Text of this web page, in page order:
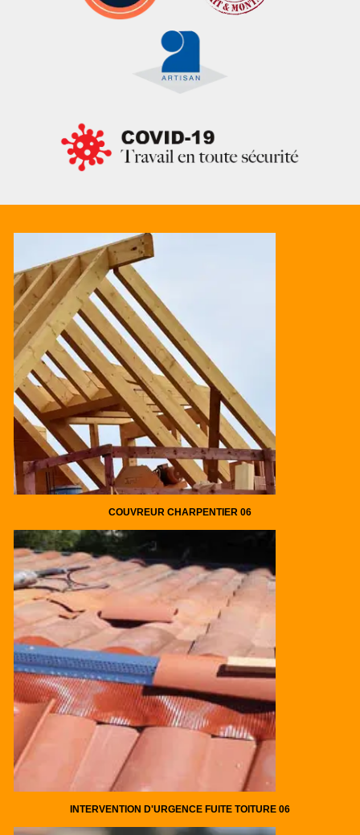
COUVREUR CHARPENTIER 06
INTERVENTION D'URGENCE FUITE TOITURE 06